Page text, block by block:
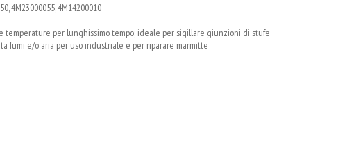
4M23000055, 4M14200010
temperature per lunghissimo tempo; ideale per sigillare giunzioni di stufe
fumi e/o aria per uso industriale e per riparare marmitte